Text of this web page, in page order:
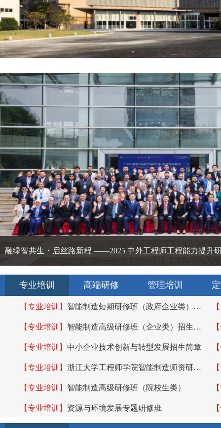
融绿智共生・启丝路新程 ——2025 中外工程师工程能力提升
专业培训 高端研修 管理培训
【专业培训】 智能制造短期研修班（政府企业类）招
【专业培训】 智能制造高级研修班（企业类）招生简
【专业培训】 中小企业技术创新与转型发展招生简章
【专业培训】 浙江大学工程师学院智能制造师资研修
【专业培训】 智能制造高级研修班（院校生类）
【专业培训】 资源与环境发展专题研修班